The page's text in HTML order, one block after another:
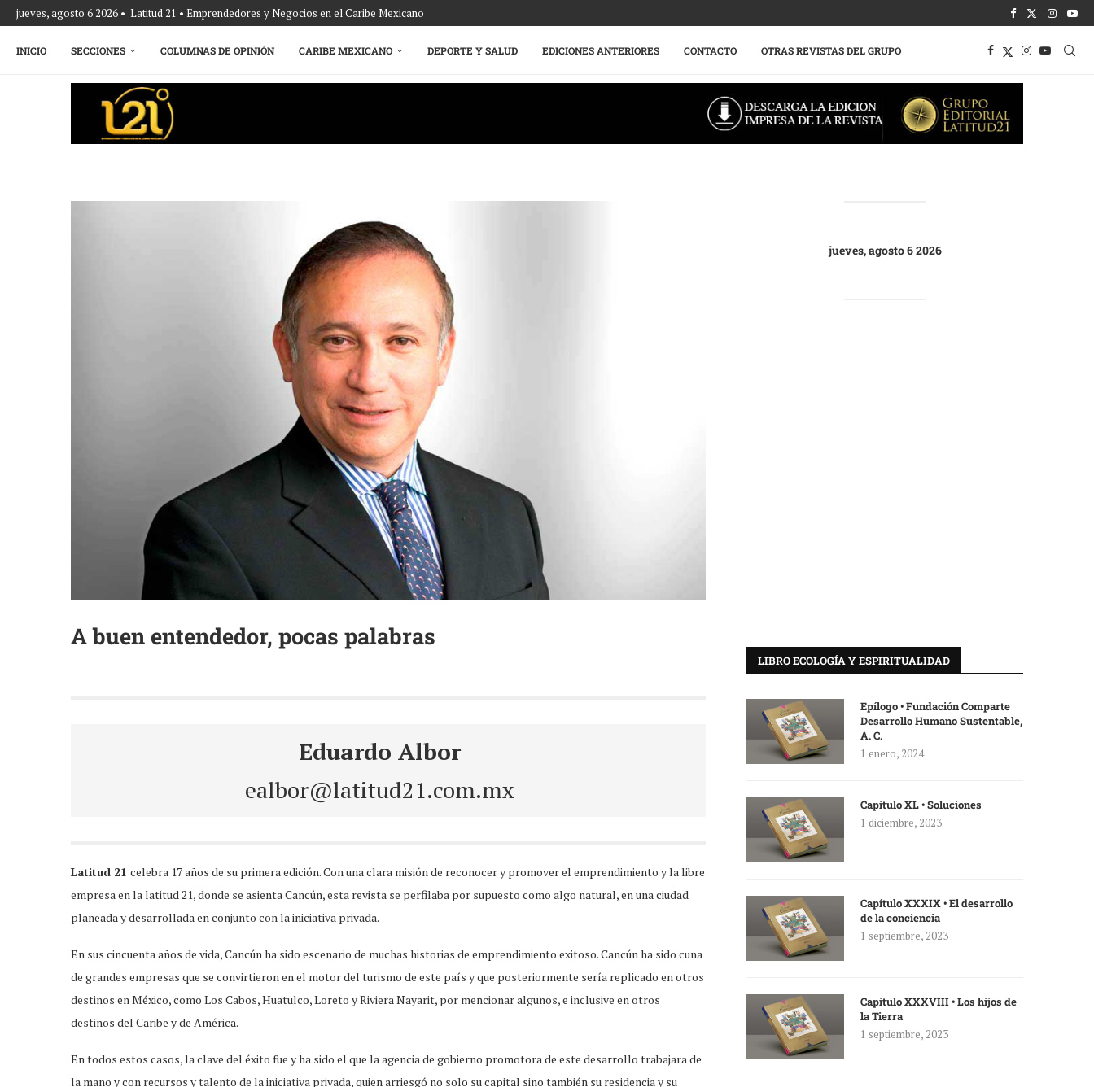
jueves, agosto 6 2026 • Latitud 21 • Emprendedores y Negocios en el Caribe Mexicano
INICIO SECCIONES COLUMNAS DE OPINIÓN CARIBE MEXICANO DEPORTE Y SALUD EDICIONES ANTERIORES CONTACTO OTRAS REVISTAS DEL GRUPO
A buen entendedor, pocas palabras
Eduardo Albor
ealbor@latitud21.com.mx
Latitud 21 celebra 17 años de su primera edición. Con una clara misión de reconocer y promover el emprendimiento y la libre
empresa en la latitud 21, donde se asienta Cancún, esta revista se perfilaba por supuesto como algo natural, en una ciudad
planeada y desarrollada en conjunto con la iniciativa privada.
En sus cincuenta años de vida, Cancún ha sido escenario de muchas historias de emprendimiento exitoso. Cancún ha sido cuna
de grandes empresas que se convirtieron en el motor del turismo de este país y que posteriormente sería replicado en otros
destinos en México, como Los Cabos, Huatulco, Loreto y Riviera Nayarit, por mencionar algunos, e inclusive en otros
destinos del Caribe y de América.
En todos estos casos, la clave del éxito fue y ha sido el que la agencia de gobierno promotora de este desarrollo trabajara de
la mano y con recursos y talento de la iniciativa privada, quien arriesgó no solo su capital sino también su residencia y su
jueves, agosto 6 2026
LIBRO ECOLOGÍA Y ESPIRITUALIDAD
Epílogo • Fundación Comparte
Desarrollo Humano Sustentable,
A. C.
1 enero, 2024
Capítulo XL • Soluciones
1 diciembre, 2023
Capítulo XXXIX • El desarrollo
de la conciencia
1 septiembre, 2023
Capítulo XXXVIII • Los hijos de
la Tierra
1 septiembre, 2023